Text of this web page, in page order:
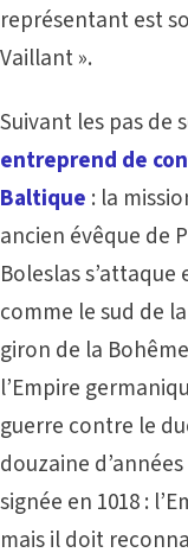
représentant est
Vaillant ».
Suivant les pas de
entreprend de
Baltique : la
ancien évêque de
Boleslas
comme le sud de
giron de la
l’Empire
guerre contre le
douzaine
signée en 1018 :
mais il doit